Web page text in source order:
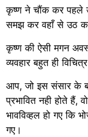
कृष्ण ने चौंक कर पहले
समझ कर वहाँ से उठ
कृष्ण की ऐसी मगन
व्यवहार बहुत ही
आप, जो इस संसार के
प्रभावित नही होते
भावविव्हल हो गए कि
गए।